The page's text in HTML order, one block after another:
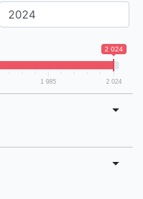
2 024
1 985 2 024